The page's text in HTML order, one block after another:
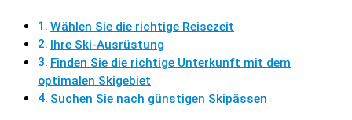
Wählen Sie die richtige Reisezeit
Ihre Ski-Ausrüstung
Finden Sie die richtige Unterkunft mit dem
optimalen Skigebiet
Suchen Sie nach günstigen Skipässen